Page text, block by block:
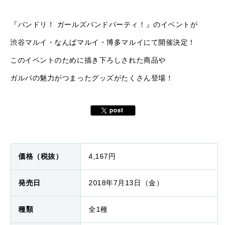
『バンドリ！ ガールズバンドパーティ！』のイベントが
渋谷マルイ・なんばマルイ・博多マルイにて開催決定！
このイベントのために描き下ろしされた商品や
ガルパの魅力がつまったグッズがたくさん登場！
価格（税抜） 4,167円
発売日 2018年7月13日（金）
種類 全1種